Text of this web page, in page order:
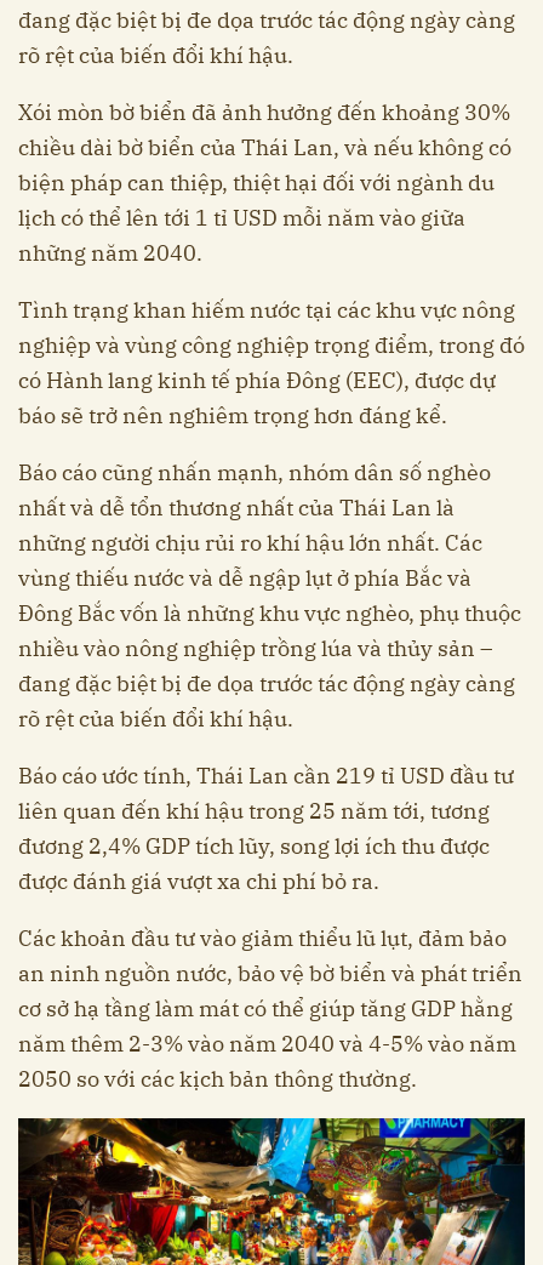
đang đặc biệt bị đe dọa trước tác động ngày càng
rõ rệt của biến đổi khí hậu.
Xói mòn bờ biển đã ảnh hưởng đến khoảng 30%
chiều dài bờ biển của Thái Lan, và nếu không có
biện pháp can thiệp, thiệt hại đối với ngành du
lịch có thể lên tới 1 tỉ USD mỗi năm vào giữa
những năm 2040.
Tình trạng khan hiếm nước tại các khu vực nông
nghiệp và vùng công nghiệp trọng điểm, trong đó
có Hành lang kinh tế phía Đông (EEC), được dự
báo sẽ trở nên nghiêm trọng hơn đáng kể.
Báo cáo cũng nhấn mạnh, nhóm dân số nghèo
nhất và dễ tổn thương nhất của Thái Lan là
những người chịu rủi ro khí hậu lớn nhất. Các
vùng thiếu nước và dễ ngập lụt ở phía Bắc và
Đông Bắc vốn là những khu vực nghèo, phụ thuộc
nhiều vào nông nghiệp trồng lúa và thủy sản –
đang đặc biệt bị đe dọa trước tác động ngày càng
rõ rệt của biến đổi khí hậu.
Báo cáo ước tính, Thái Lan cần 219 tỉ USD đầu tư
liên quan đến khí hậu trong 25 năm tới, tương
đương 2,4% GDP tích lũy, song lợi ích thu được
được đánh giá vượt xa chi phí bỏ ra.
Các khoản đầu tư vào giảm thiểu lũ lụt, đảm bảo
an ninh nguồn nước, bảo vệ bờ biển và phát triển
cơ sở hạ tầng làm mát có thể giúp tăng GDP hằng
năm thêm 2-3% vào năm 2040 và 4-5% vào năm
2050 so với các kịch bản thông thường.